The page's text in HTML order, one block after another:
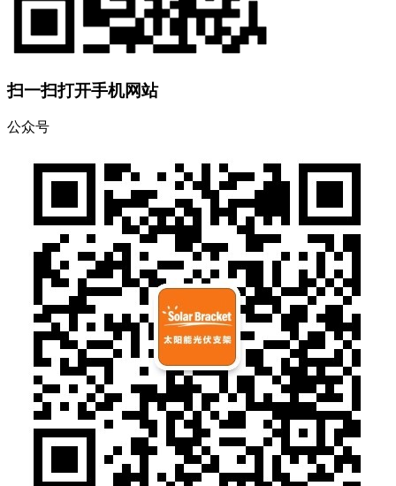
扫一扫打开手机网站
公众号